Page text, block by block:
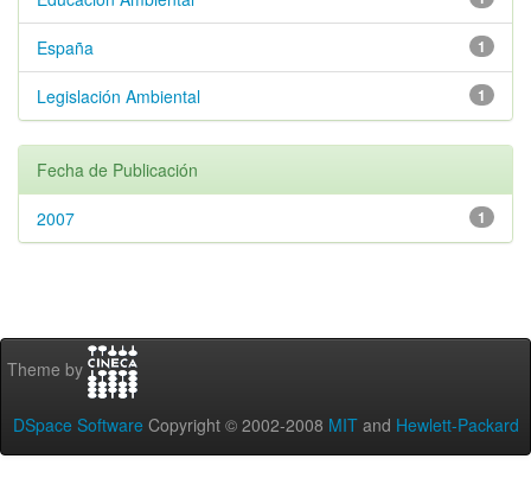
1
España
1
Legislación Ambiental
Fecha de Publicación
1
2007
Theme by
DSpace Software Copyright © 2002-2008 MIT and Hewlett-Packard